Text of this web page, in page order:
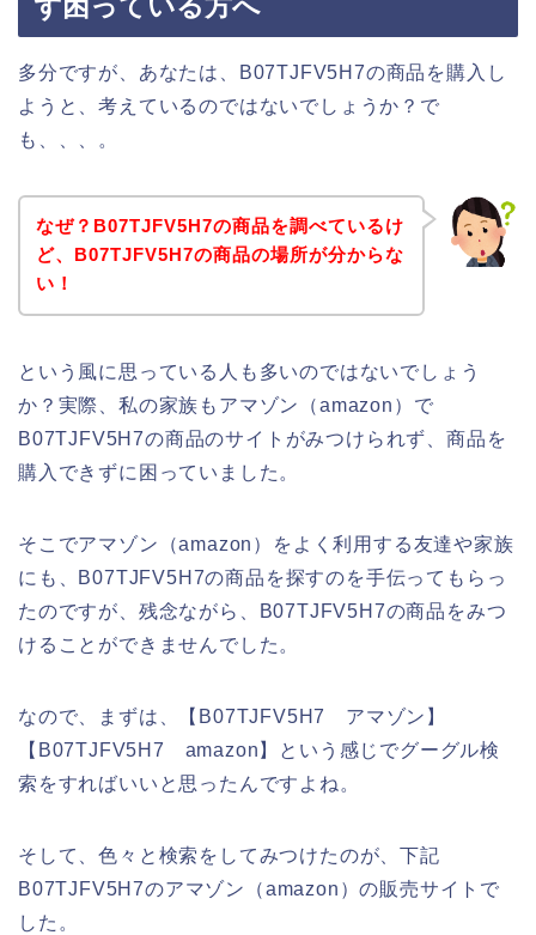
多分ですが、あなたは、B07TJFV5H7の商品を購入し
ようと、考えているのではないでしょうか？で
も、、、。
なぜ？B07TJFV5H7の商品を調べているけ
ど、B07TJFV5H7の商品の場所が分からな
い！
という風に思っている人も多いのではないでしょう
か？実際、私の家族もアマゾン（amazon）で
B07TJFV5H7の商品のサイトがみつけられず、商品を
購入できずに困っていました。
そこでアマゾン（amazon）をよく利用する友達や家族
にも、B07TJFV5H7の商品を探すのを手伝ってもらっ
たのですが、残念ながら、B07TJFV5H7の商品をみつ
けることができませんでした。
なので、まずは、【B07TJFV5H7 アマゾン】
【B07TJFV5H7 amazon】という感じでグーグル検
索をすればいいと思ったんですよね。
そして、色々と検索をしてみつけたのが、下記
B07TJFV5H7のアマゾン（amazon）の販売サイトで
した。